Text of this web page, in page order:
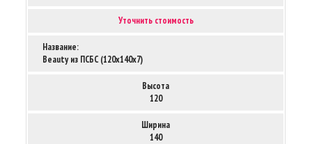
Уточнить стоимость
Название:
Beauty из ПСБС (120х140х7)
Высота
120
Ширина
140